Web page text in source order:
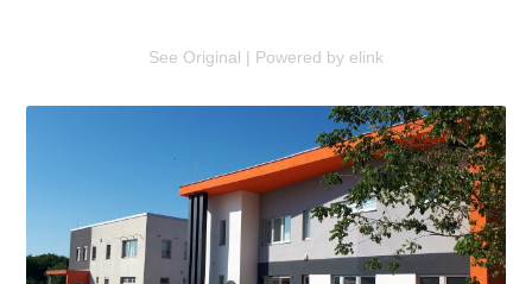
See Original | Powered by elink